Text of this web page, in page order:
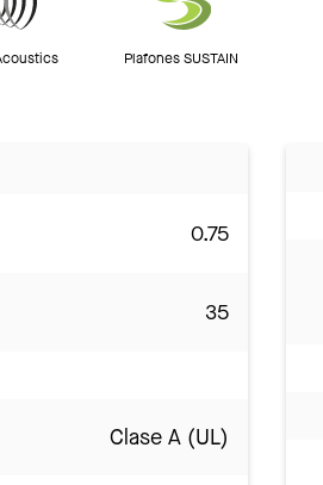
Plafones SUSTAIN
0.75
35
Clase A (UL)